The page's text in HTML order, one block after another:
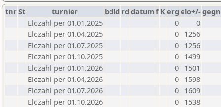
tnrSt turnier bdld rd datumf Kerg elo+/-
Elozahl per 01.01.2025
0
0
Elozahl per 01.04.2025
0
1256
Elozahl per 01.07.2025
0
1256
Elozahl per 01.10.2025
0
1499
Elozahl per 01.01.2026
0
1501
Elozahl per 01.04.2026
0
1598
Elozahl per 01.07.2026
0
1609
Elozahl per 01.10.2026
0 1538